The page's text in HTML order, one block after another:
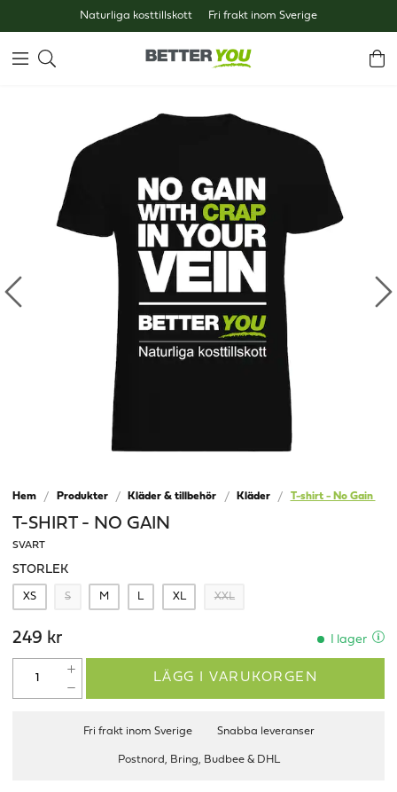
Naturliga kosttillskott Fri frakt inom Sverige
Hem Produkter Kläder & tillbehör Kläder T-shirt - No Gain
T-SHIRT - NO GAIN
SVART
STORLEK
XS S M L XL XXL
249 kr I lager
LÄGG I VARUKORGEN
Fri frakt inom Sverige Snabba leveranser
Postnord, Bring, Budbee & DHL